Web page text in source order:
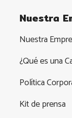
Nuestra
Nuestra
¿Qué es una
Política
Kit de prensa